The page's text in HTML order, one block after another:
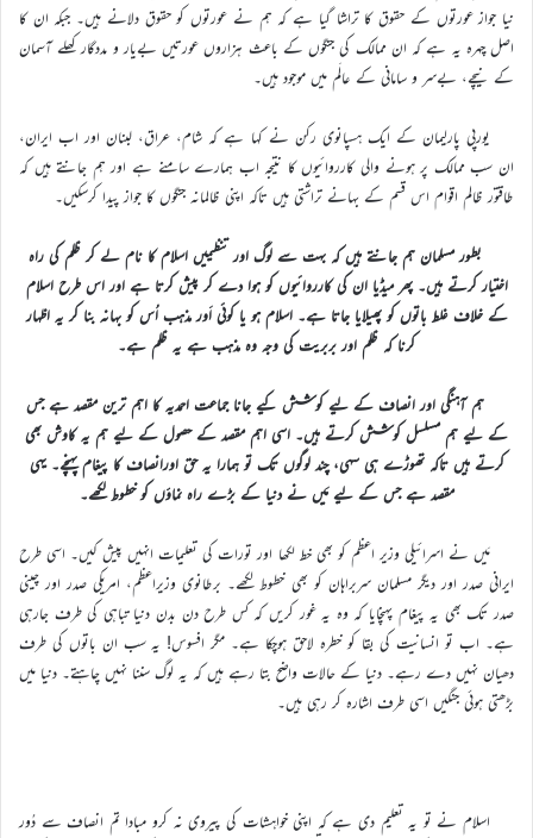
نیا جواز عورتوں کے حقوق کا تراشا گیا ہے کہ ہم نے عورتوں کو حقوق دلانے ہیں۔ جبکہ ان کا
اصل چہرہ یہ ہے کہ ان ممالک کی جنگوں کے باعث ہزاروں عورتیں بےیار و مددگار کھلے آسمان
کے نیچے، بےسر و سامانی کے عالَم میں موجود ہیں۔
یورپی پارلیمان کے ایک ہسپانوی رکن نے کہا ہے کہ شام، عراق، لبنان اور اب ایران،
ان سب ممالک پر ہونے والی کارروائیوں کا نتیجہ اب ہمارے سامنے ہے اور ہم جانتے ہیں کہ
طاقتور ظالم اقوام اس قسم کے بہانے تراشتی ہیں تاکہ اپنی ظالمانہ جنگوں کا جواز پیدا کرسکیں۔
بطور مسلمان ہم جانتے ہیں کہ بہت سے لوگ اور تنظیمیں اسلام کا نام لے کر ظلم کی راہ
اختیار کرتے ہیں۔ پھر میڈیا ان کی کارروائیوں کو ہوا دے کر پیش کرتا ہے اور اس طرح اسلام
کے خلاف غلط باتوں کو پھیلایا جاتا ہے۔ اسلام ہو یا کوئی اَور مذہب اُس کو بہانہ بنا کر یہ اظہار
کرنا کہ ظلم اور بربریت کی وجہ وہ مذہب ہے یہ ظلم ہے۔
ہم آہنگی اور انصاف کے لیے کوشش کیے جانا جماعت احمدیہ کا اہم ترین مقصد ہے جس
کے لیے ہم مسلسل کوشش کرتے ہیں۔ اسی اہم مقصد کے حصول کے لیے ہم یہ کاوش بھی
کرتے ہیں تاکہ تھوڑے ہی سہی، چند لوگوں تک تو ہمارا یہ حق اورانصاف کا پیغام پہنچے۔ یہی
مقصد ہے جس کے لیے مَیں نے دنیا کے بڑے راہ نماؤں کو خطوط لکھے۔
مَیں نے اسرائیلی وزیر اعظم کو بھی خط لکھا اور تورات کی تعلیمات انہیں پیش کیں۔ اسی طرح
ایرانی صدر اور دیگر مسلمان سربراہان کو بھی خطوط لکھے۔ برطانوی وزیراعظم، امریکی صدر اور چینی
صدر تک بھی یہ پیغام پہنچایا کہ وہ یہ غور کریں کہ کس طرح دن بدن دنیا تباہی کی طرف جارہی
ہے۔ اب تو انسانیت کی بقا کو خطرہ لاحق ہوچکا ہے۔ مگر افسوس! یہ سب ان باتوں کی طرف
دھیان نہیں دے رہے۔ دنیا کے حالات واضح بتا رہے ہیں کہ یہ لوگ سننا نہیں چاہتے۔ دنیا میں
بڑھتی ہوئی جنگیں اسی طرف اشارہ کر رہی ہیں۔
اسلام نے تو یہ تعلیم دی ہے کہ اپنی خواہشات کی پیروی نہ کرو مبادا تم انصاف سے دُور